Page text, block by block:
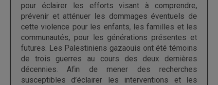
pour éclairer les efforts visant à comprendre,
prévenir et atténuer les dommages éventuels de
cette violence pour les enfants, les familles et les
communautés, pour les générations présentes et
futures. Les Palestiniens gazaouis ont été témoins
de trois guerres au cours des deux dernières
décennies. Afin de mener des recherches
susceptibles d’éclairer les interventions et les